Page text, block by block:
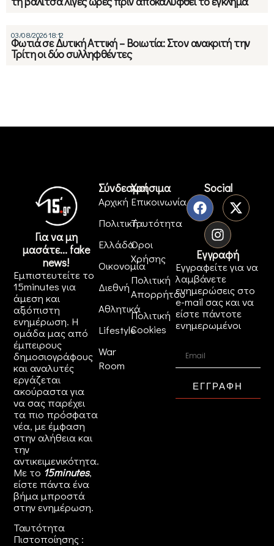
03/08/2026 18:12
Φωτιά σε Δυτική Αττική – Βοιωτία: Στον ανακριτή την
Τρίτη οι δύο συλληφθέντες
Για να μη
μασάτε... fake
news!
Εμπιστευτείτε το
15minutes για
άμεση και
αξιόπιστη
ενημέρωση. Η
ομάδα μας από
έμπειρους
δημοσιογράφους
και αναλυτές
εργάζεται
ακούραστα για
να σας παρέχει
τα πιο πρόσφατα
νέα, με έμφαση
στην αλήθεια και
την
αντικειμενικότητα.
Με το 15minutes,
είστε πάντα ένα
βήμα μπροστά
στηνενημέρωση.
Ταυτότητα
Πιστοποίησης :
Σύνδεσμοι
Αρχική
Πολιτική
Ελλάδα
Οικονομία
Διεθνή
Αθλητικά
Lifestyle
War
Room
Χρήσιμα
Επικοινωνία
Ταυτότητα
Όροι
Χρήσης
Πολιτική
Απορρήτου
Πολιτική
Cookies
Social
Εγγραφή
Εγγραφείτε για να
λαμβάνετε
ενημερώσεις στο
e-mail σας και να
είστε πάντοτε
ενημερωμένοι
ΕΓΓΡΑΦΗ